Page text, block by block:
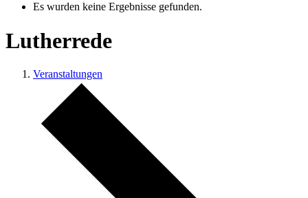
Es wurden keine Ergebnisse gefunden.
Lutherrede
Veranstaltungen